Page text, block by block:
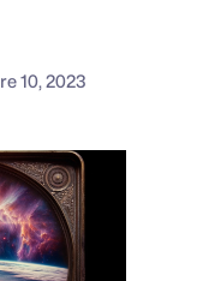
10, 2023